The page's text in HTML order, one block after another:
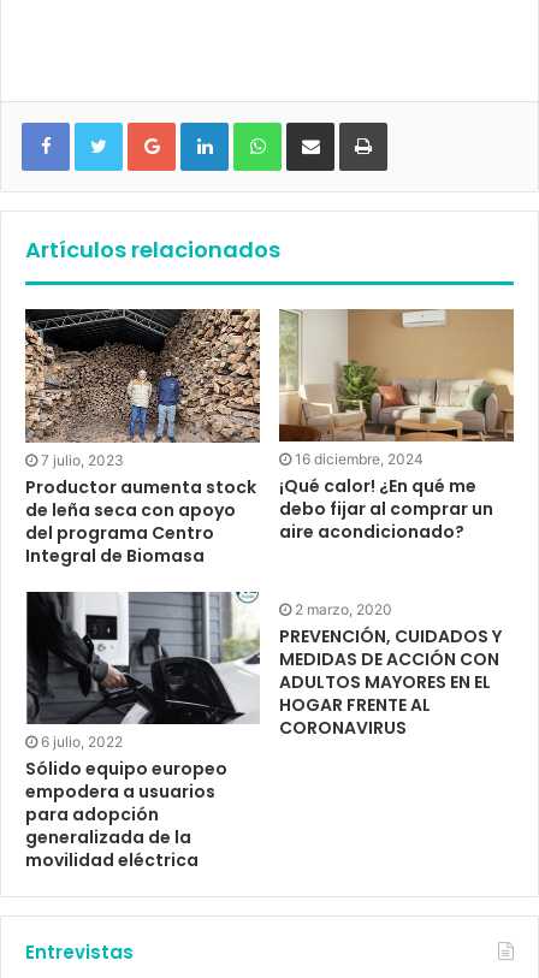
Google+ LinkedIn WhatsApp
Artículos relacionados
7 julio, 2023
Productor aumenta stock
de leña seca con apoyo
del programa Centro
Integral de Biomasa
16 diciembre, 2024
¡Qué calor! ¿En qué me
debo fijar al comprar un
aire acondicionado?
6 julio, 2022
Sólido equipo europeo
empodera a usuarios
para adopción
generalizada de la
movilidad eléctrica
2 marzo, 2020
PREVENCIÓN, CUIDADOS Y
MEDIDAS DE ACCIÓN CON
ADULTOS MAYORES EN EL
HOGAR FRENTE AL
CORONAVIRUS
Entrevistas